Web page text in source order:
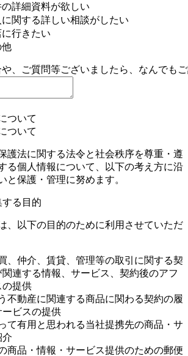
詳細資料が欲しい
に関する詳しい相談がしたい
に行きたい
他
、ご質問等ございましたら、なんでも
ついて
ついて
護法に関する法令と社会秩序を尊重・遵
る個人情報について、以下の考え方に沿
と保護・管理に努めます。
する目的
、以下の目的のために利用させていただ
、仲介、賃貸、管理等の取引に関する契
連する情報、サービス、契約後のアフ
の提供
不動産に関連する商品に関わる契約の履
ビスの提供
て有用と思われる当社提携先の商品・サ
介
商品・情報・サービス提供のための郵便